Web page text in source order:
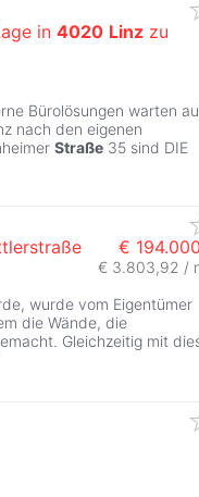
in 4020 Linz zu
Bürolösungen warten
nach den eigenen
Straße 35 sind DIE
€
€ 3.803,92 /
wurde vom Eigentümer
die Wände, die
Gleichzeitig mit